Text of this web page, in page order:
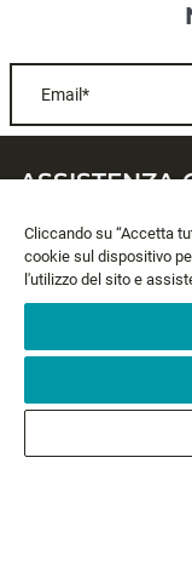
Email*
ASSISTENZA
CHI SIAMO
LEGALE
Cliccando su “Accetta
cookie sul dispositivo
l'utilizzo del sito e